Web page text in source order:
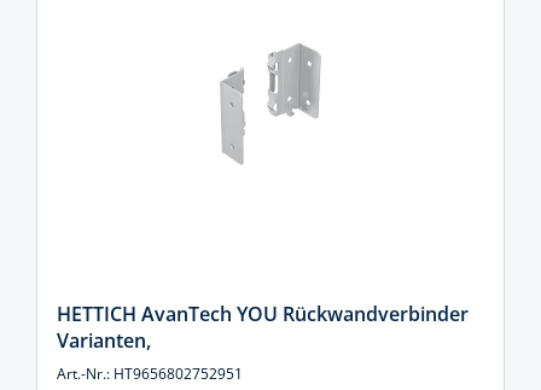
HETTICH AvanTech YOU Rückwandverbinder
Varianten,
Art.-Nr.: HT9656802752951